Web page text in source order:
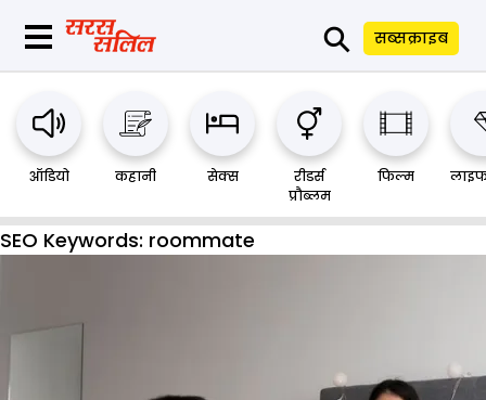
⚲ सब्सक्राइब
ऑडियो कहानी सेक्स
रीडर्स
प्रौब्लम
फिल्म
SEO Keywords: roommate